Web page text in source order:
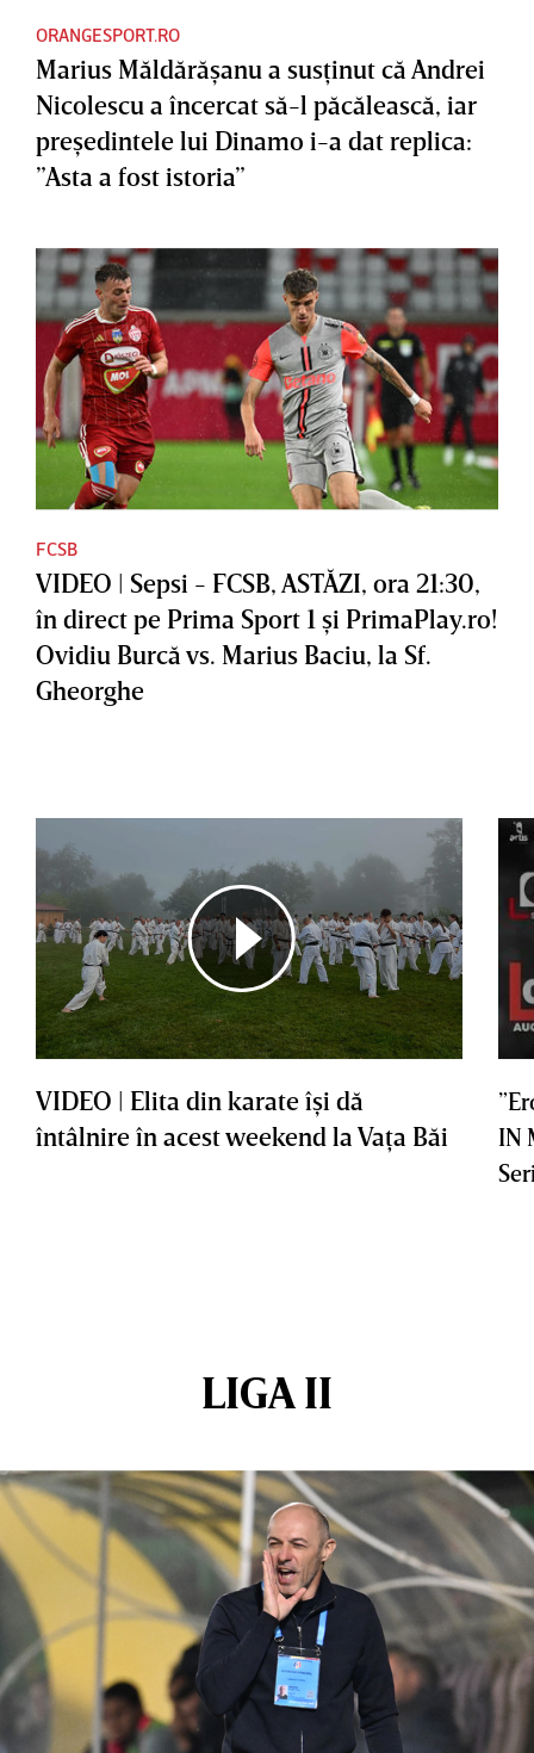
ORANGESPORT.RO
Marius Măldărăşanu a susţinut că Andrei
Nicolescu a încercat să-l păcălească, iar
preşedintele lui Dinamo i-a dat replica:
”Asta a fost istoria”
FCSB
VIDEO | Sepsi - FCSB, ASTĂZI, ora 21:30,
în direct pe Prima Sport 1 şi PrimaPlay.ro!
Ovidiu Burcă vs. Marius Baciu, la Sf.
Gheorghe
VIDEO | Elita din karate îşi dă
întâlnire în acest weekend la Vaţa Băi
IN
LIGA II